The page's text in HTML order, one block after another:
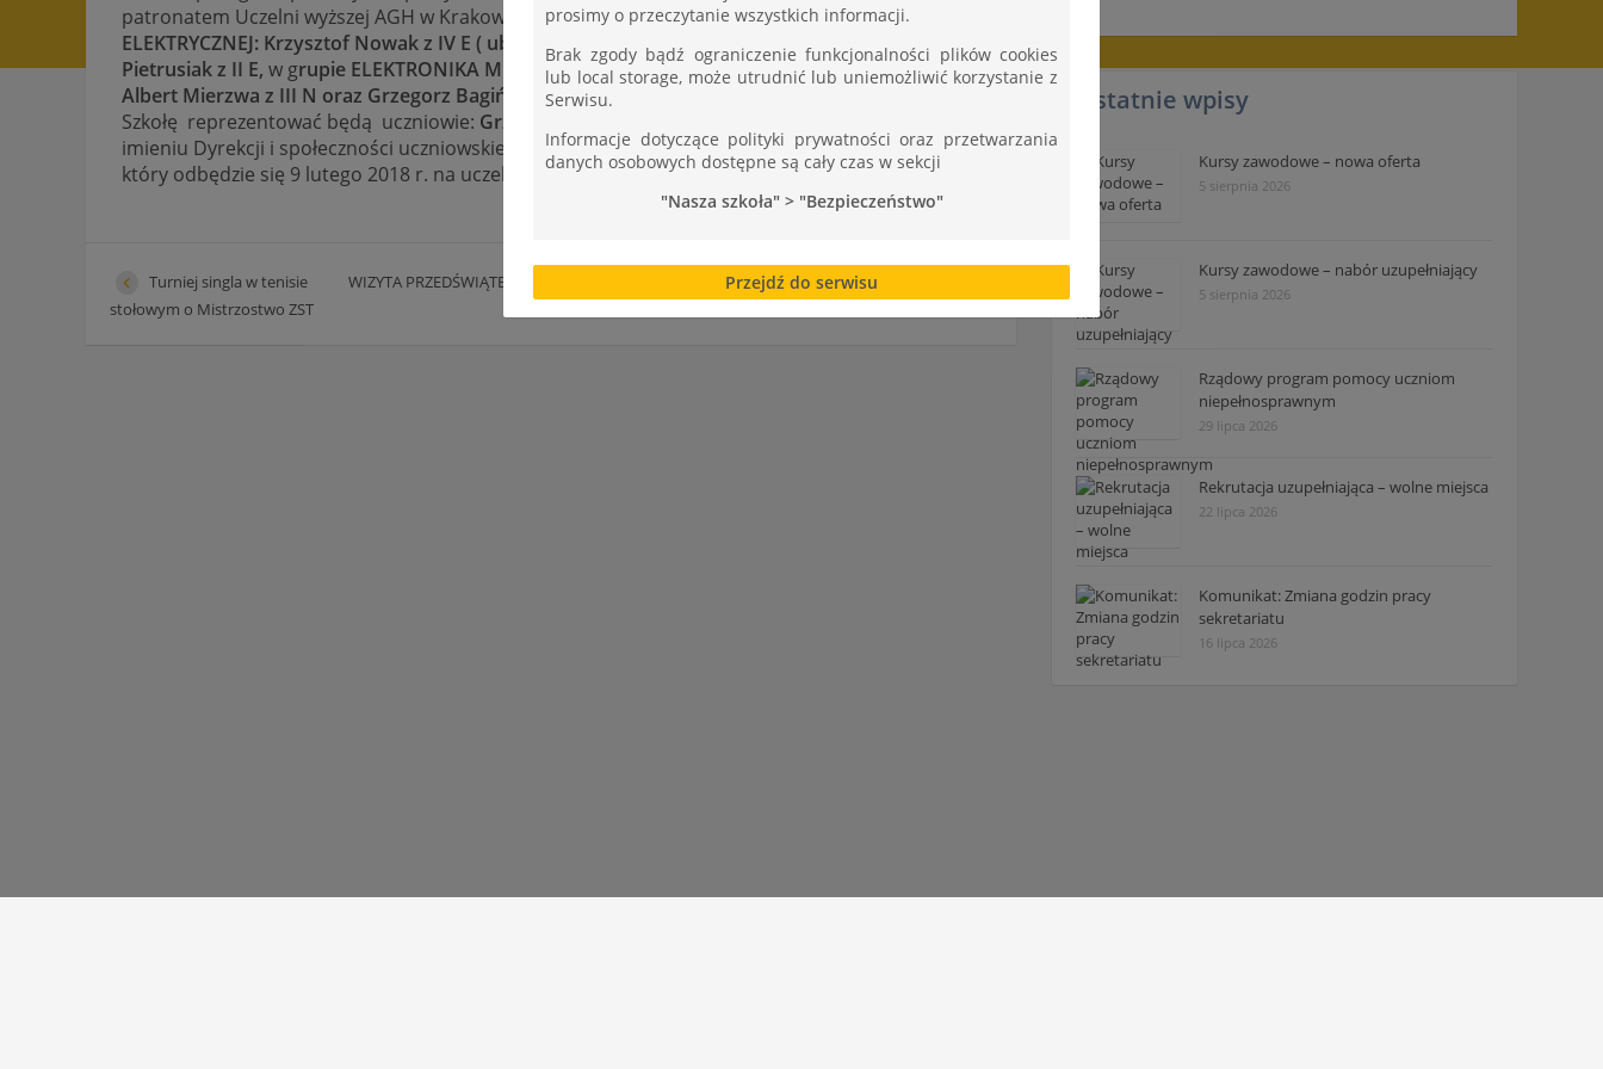
patronatem Uczelni wyższej AGH w Krakowie zakwalifikowali się uczniowie w kategorii
ELEKTRYCZNEJ: Krzysztof Nowak z IV E ( ubiegłoroczny Finalista), Przemysław Kusior i Kacper
Pietrusiak z II E, w grupie ELEKTRONIKA MEDYCZNA:Jakub Kołodziej( ubiegłoroczny Finalista) i
Albert Mierzwa z III N oraz Grzegorz Bagiński z II N,a w grupie
Szkołę reprezentować będą uczniowie: Grzegorz i Tomasz Kozioł z III E i Kamil Rataj z III N.
imieniu Dyrekcji i społeczności uczniowskiej ZST życzymy w/w Olimpijczykom sukcesu w II etapie,
który odbędzie się 9 lutego 2018 r. na uczelni AGH w Krakowie.
Turniej singla w tenisie
stołowym o Mistrzostwo ZST
WIZYTA PRZEDŚWIĄTECZNA W DOMU OPIEKI SPOŁECZNEJ W TARNOWIE-MOŚCICACH
Ostatnie wpisy
Kursy zawodowe – nowa oferta
5 sierpnia 2026
Kursy zawodowe – nabór uzupełniający
5 sierpnia 2026
Rządowy program pomocy uczniom
niepełnosprawnym
29 lipca 2026
Rekrutacja uzupełniająca – wolne miejsca
22 lipca 2026
Komunikat: Zmiana godzin pracy
sekretariatu
16 lipca 2026
prosimy o przeczytanie wszystkich informacji.
Brak zgody bądź ograniczenie funkcjonalności plików cookies
lub local storage, może utrudnić lub uniemożliwić korzystanie z
Serwisu.
Informacje dotyczące polityki prywatności oraz przetwarzania
danych osobowych dostępne są cały czas w sekcji
"Nasza szkoła" > "Bezpieczeństwo"
Przejdź do serwisu